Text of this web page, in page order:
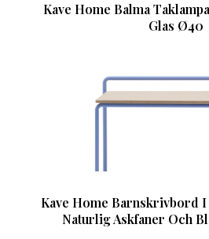
Kave Home Balma
Glas Ø40
Kave Home Barnskrivbord
Naturlig Askfaner Och